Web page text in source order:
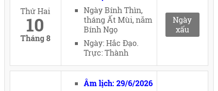
Thứ Hai
10
Tháng 8
Ngày Bính Thìn,
tháng Ất Mùi, năm
Bính Ngọ
Ngày: Hắc Đạo.
Trực: Thành
Ngày
xấu
Âm lịch: 29/6/2026